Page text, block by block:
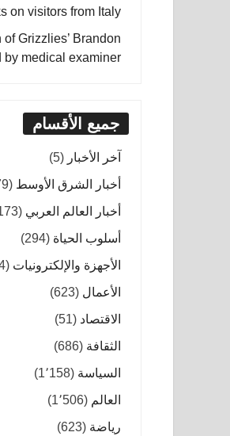
on visitors from Italy
Grizzlies’ Brandon
by medical examiner
جميع الأقسام
آخر الأخبار (5)
أخبار الشرق الأوسط (379)
أخبار العالم العربي (173)
أسلوب الحياة (294)
الأجهزة والإلكترونيات (804)
الأعمال (623)
الاقتصاد (51)
الثقافة (686)
السياسة (1٬158)
العالم (1٬506)
رياضة (623)